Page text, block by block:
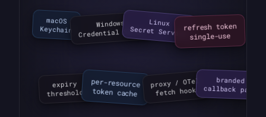
macOS
Keychain
Windows
Credential Store
Linux
Secret Servicerefresh token
single-use
expiry
threshold
per-resource
token cache
proxy / OTel
fetch hook
branded
callback page